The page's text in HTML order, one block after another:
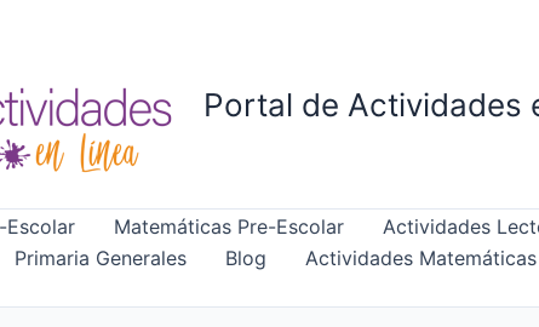
Portal de Actividades
Escolar Matemáticas Pre-Escolar Actividades
Primaria Generales Blog Actividades Matemáticas